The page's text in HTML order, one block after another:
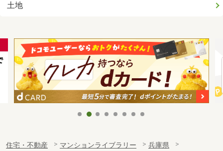
土地
住宅・不動産 マンションライブラリー
兵庫県